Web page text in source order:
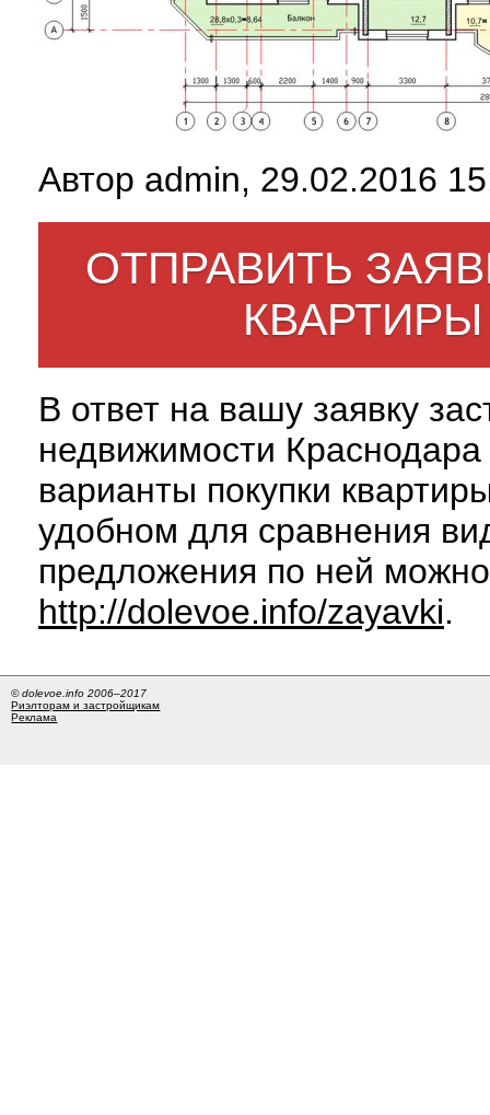
Автор admin, 29.02.2016
ОТПРАВИТЬ
В ответ на вашу заявку
недвижимости
варианты покупки
удобном для сравнения
предложения по ней
http://dolevoe.info/zayavki.
© dolevoe.info 2006–2017
Риэлторам и застройщикам
Реклама